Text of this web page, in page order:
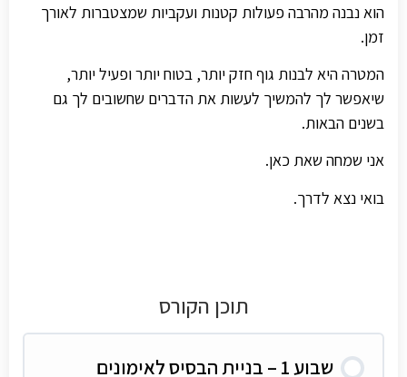
הוא נבנה מהרבה פעולות קטנות ועקביות שמצטברות לאורך
זמן.
המטרה היא לבנות גוף חזק יותר, בטוח יותר ופעיל יותר,
שיאפשר לך להמשיך לעשות את הדברים שחשובים לך גם
בשנים הבאות.
אני שמחה שאת כאן.
בואי נצא לדרך.
תוכן הקורס
שבוע 1 – בניית הבסיס לאימונים